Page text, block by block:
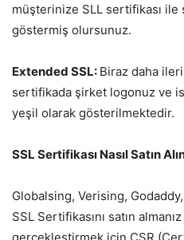
müşterinize SLL sertifikası
göstermiş olursunuz.
Extended SSL: Biraz daha
sertifikada şirket logonuz ve
yeşil olarak gösterilmektedir.
SSL Sertifikası Nasıl Satın
Globalsing, Verising,
SSL Sertifikasını satın